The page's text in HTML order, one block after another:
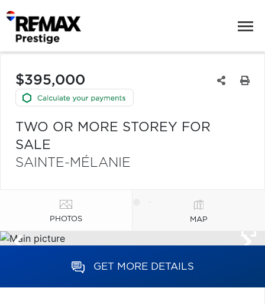
$395,000
TWO OR MORE STOREY FOR
SALE
SAINTE-MÉLANIE
PHOTOS MAP
GET MORE DETAILS